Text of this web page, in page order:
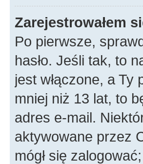
Zarejestrowałem
Po pierwsze,
hasło. Jeśli tak, to
jest włączone, a
mniej niż 13 lat, to
adres e-mail.
aktywowane przez
mógł się